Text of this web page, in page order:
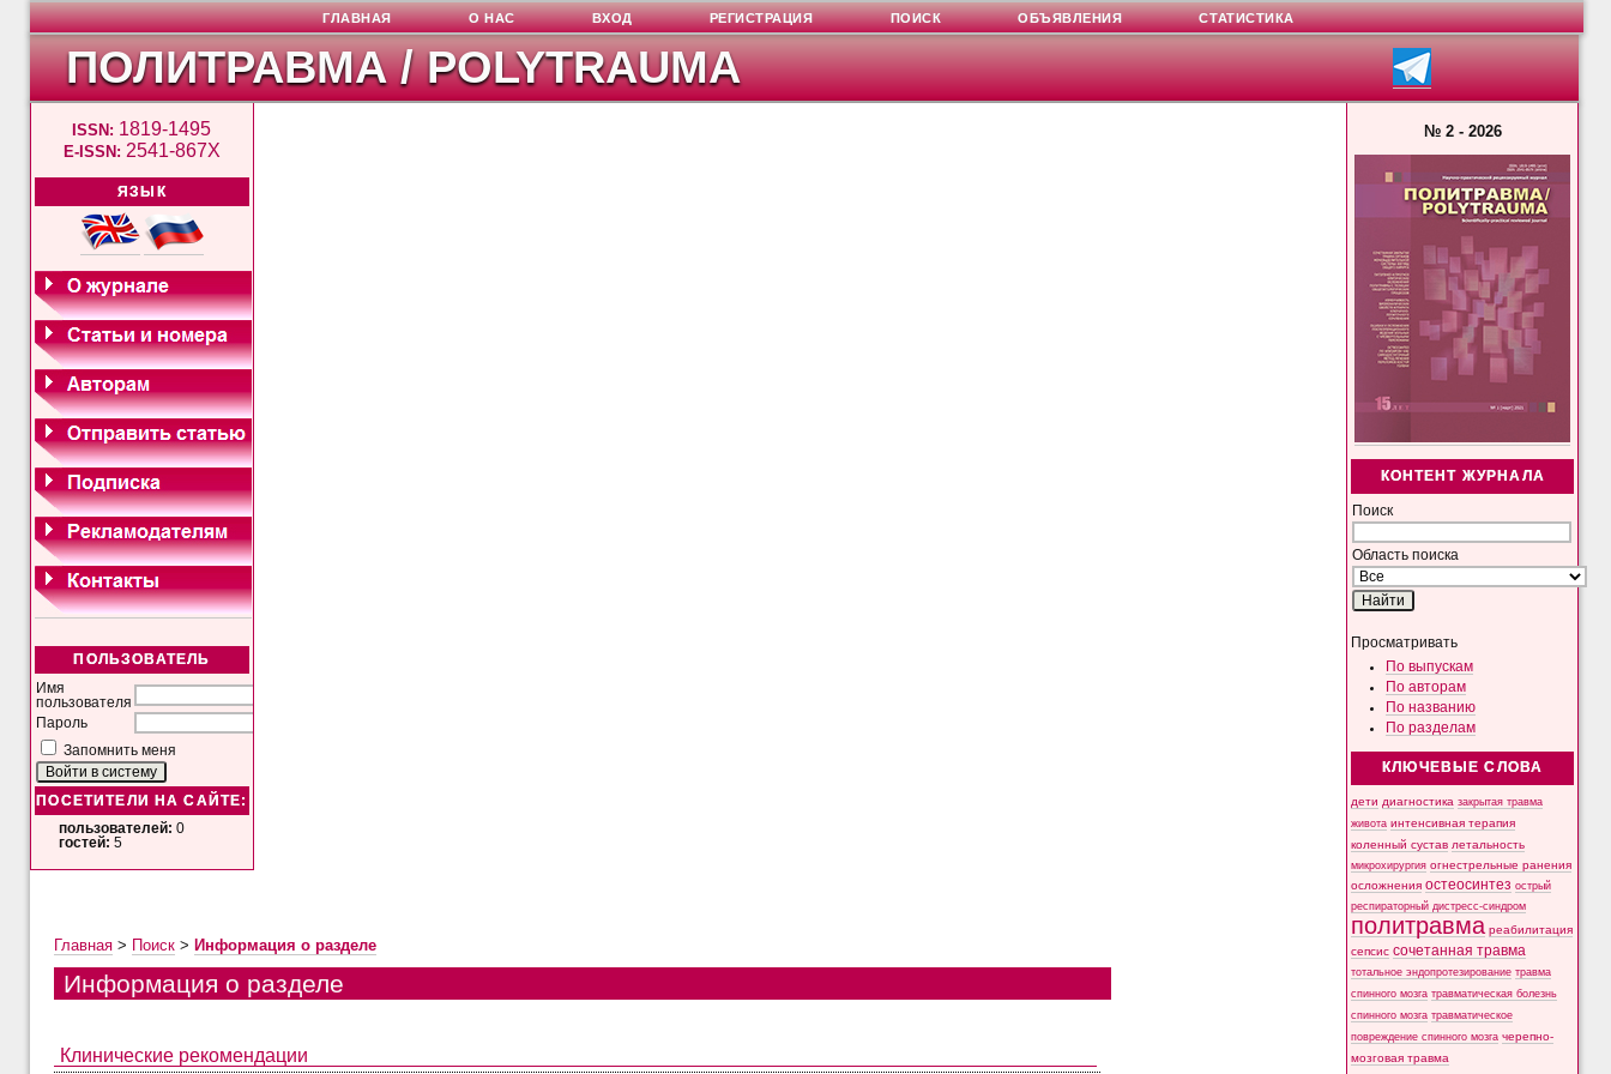
ПОЛИТРАВМА / POLYTRAUMA
ISSN: 1819-1495
E-ISSN: 2541-867X
ЯЗЫК
ПОЛЬЗОВАТЕЛЬ
Имя
пользователя
Пароль
Запомнить меня
ПОСЕТИТЕЛИ НА САЙТЕ:
пользователей: 0
гостей: 5
№ 2 - 2026
КОНТЕНТ ЖУРНАЛА
Поиск
Область поиска
Просматривать
По выпускам
По авторам
По названию
По разделам
КЛЮЧЕВЫЕ СЛОВА
дети диагностика закрытая травма
живота интенсивная терапия
коленный сустав летальность
микрохирургия огнестрельные ранения
осложнения остеосинтез острый
респираторный дистресс-синдром
политравма реабилитация
сепсис сочетанная травма
тотальное эндопротезирование травма
спинного мозга травматическая болезнь
спинного мозга травматическое
повреждение спинного мозга черепно-
мозговая травма
ГЛАВНАЯ О НАС ВХОД РЕГИСТРАЦИЯ ПОИСК ОБЪЯВЛЕНИЯ СТАТИСТИКА
Главная> Поиск> Информация о разделе
Информация о разделе
Клинические рекомендации